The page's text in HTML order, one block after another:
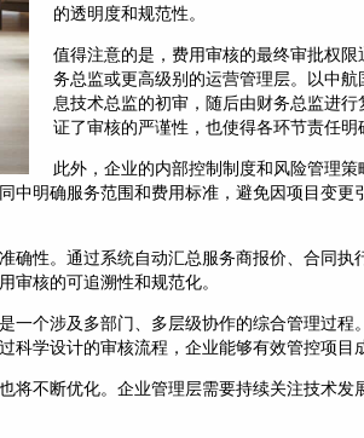
的透明度和规范性。
值得注意的是，费用审核的最终审批权
务总监或更高级别的运营管理层。以中
息技术总监的初审，随后由财务总监进
证了审核的严谨性，也使得各环节责任明
此外，企业的内部控制制度和风险管理
明确服务范围和费用标准，避免因项目变
性。通过系统自动汇总服务商报价、合同
审核的可追溯性和规范化。
个涉及多部门、多层级协作的综合管理过
学设计的审核流程，企业能够有效管控项目
不断优化。企业管理层需要持续关注技术